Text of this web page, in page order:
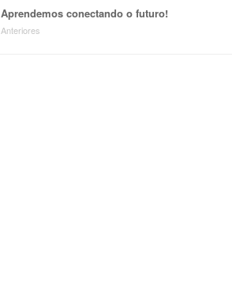
Aprendemos conectando o futuro!
Anteriores